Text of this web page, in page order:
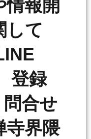
情報開
して
登録
合せ
界隈